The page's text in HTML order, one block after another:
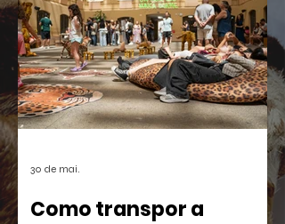
Como transpor a
30 de mai.